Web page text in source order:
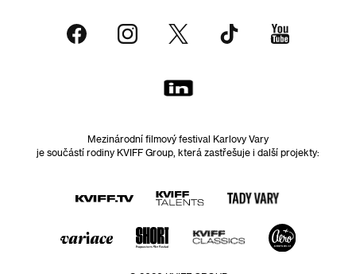
Mezinárodní filmový festival Karlovy Vary
je součástí rodiny KVIFF Group, která zastřešuje i další projekty: